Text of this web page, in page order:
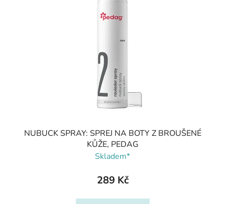
NUBUCK SPRAY: SPREJ NA BOTY Z BROUŠENÉ
KŮŽE, PEDAG
Skladem*
289 Kč